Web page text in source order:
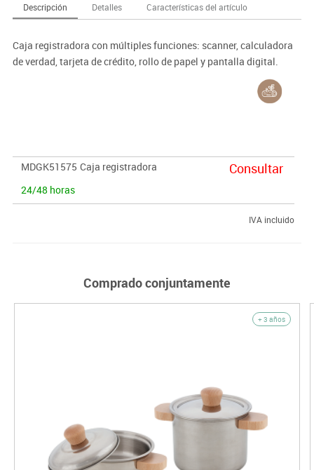
Descripción Detalles Características del artículo
Caja registradora con múltiples funciones: scanner, calculadora
de verdad, tarjeta de crédito, rollo de papel y pantalla digital.
MDGK51575 Caja registradora
24/48 horas
Consultar
IVA incluido
Comprado conjuntamente
+ 3 años